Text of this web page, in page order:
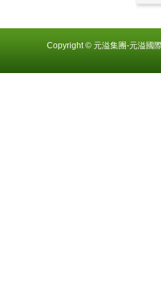
Copyright © 元溢集團-元溢國